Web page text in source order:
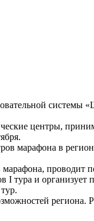
центры,
марафона в
проводит
I тура и организует
региона.